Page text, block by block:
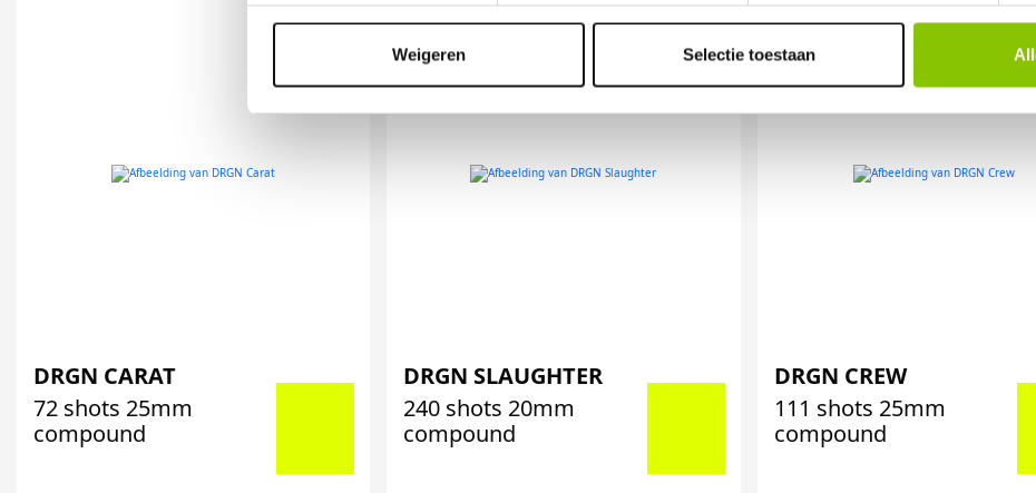
Weigeren Selectie toestaan
DRGN CARAT
72 shots 25mm
compound
DRGN SLAUGHTER
240 shots 20mm
compound
DRGN CREW
111 shots 25mm
compound